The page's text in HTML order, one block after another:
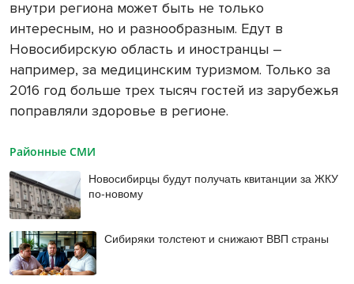
внутри региона может быть не только
интересным, но и разнообразным. Едут в
Новосибирскую область и иностранцы –
например, за медицинским туризмом. Только за
2016 год больше трех тысяч гостей из зарубежья
поправляли здоровье в регионе.
Районные СМИ
Новосибирцы будут получать квитанции за ЖКУ
по-новому
Сибиряки толстеют и снижают ВВП страны